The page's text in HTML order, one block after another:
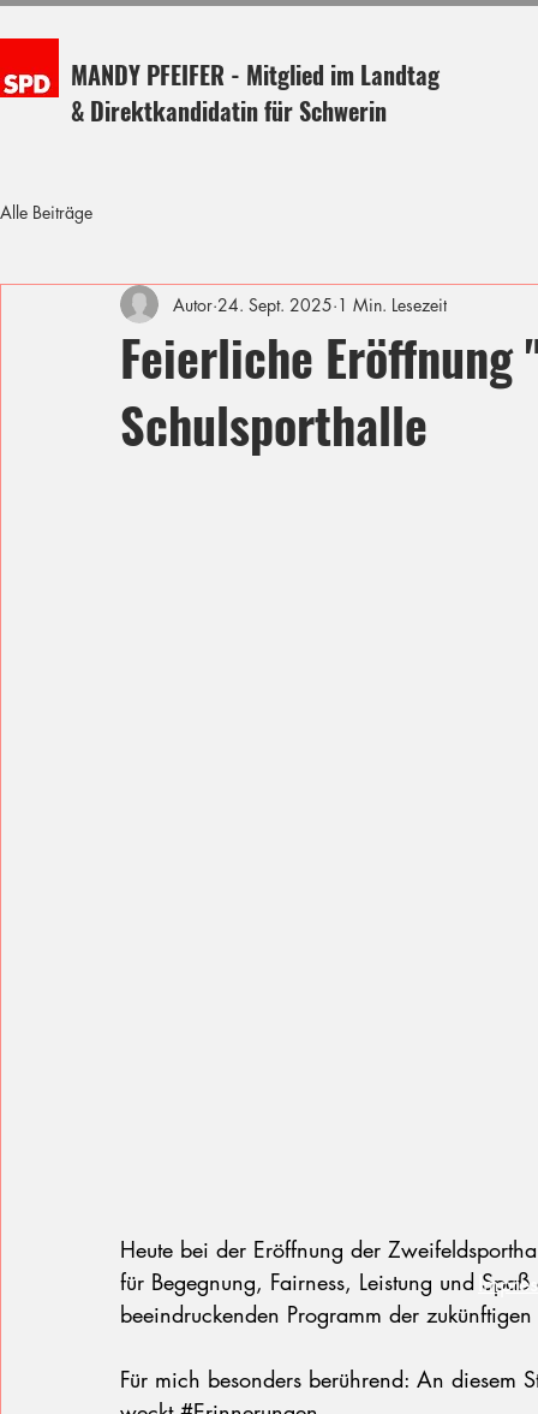
MANDY PFEIFER - Mitglied im Landtag
& Direktkandidatin für Schwerin
Alle Beiträge
Feierliche
Schulsporthalle
Autor 24. Sept. 2025 1 Min. Lesezeit
Heute bei der Eröffnung der
für Begegnung, Fairness, Leistung und
beeindruckenden Programm der
Für mich besonders berührend: An diesem